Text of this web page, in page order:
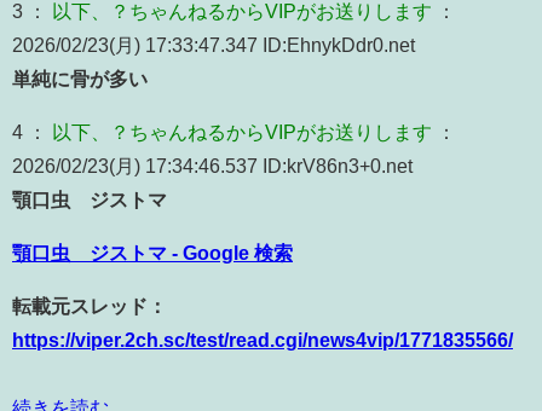
3 ： 以下、？ちゃんねるからVIPがお送りします ：
2026/02/23(月) 17:33:47.347 ID:EhnykDdr0.net
単純に骨が多い
4 ： 以下、？ちゃんねるからVIPがお送りします ：
2026/02/23(月) 17:34:46.537 ID:krV86n3+0.net
顎口虫 ジストマ
顎口虫 ジストマ - Google 検索
転載元スレッド：
https://viper.2ch.sc/test/read.cgi/news4vip/1771835566/